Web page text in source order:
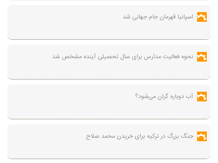
اسپانیا قهرمان جام جهانی شد
نحوه فعالیت مدارس برای سال تحصیلی آینده مشخص شد
آب دوباره گران می‌شود؟
جنگ بزرگ در ترکیه برای خریدن محمد صلاح